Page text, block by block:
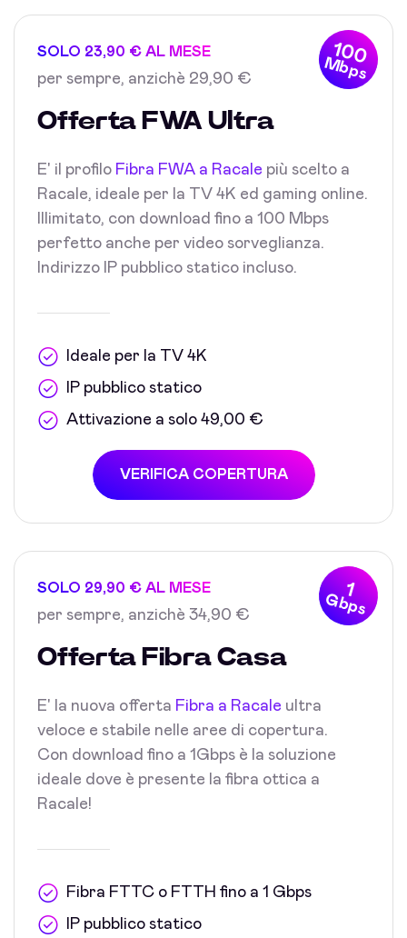
100
Mbps
SOLO 23,90 € AL MESE
per sempre, anzichè 29,90 €
Offerta FWA Ultra
E' il profilo Fibra FWA a Racale più scelto a
Racale, ideale per la TV 4K ed gaming online.
Illimitato, con download fino a 100 Mbps
perfetto anche per video sorveglianza.
Indirizzo IP pubblico statico incluso.
Ideale per la TV 4K
IP pubblico statico
Attivazione a solo 49,00 €
VERIFICA COPERTURA
1
Gbps
SOLO 29,90 € AL MESE
per sempre, anzichè 34,90 €
Offerta Fibra Casa
E' la nuova offerta Fibra a Racale ultra
veloce e stabile nelle aree di copertura.
Con download fino a 1Gbps è la soluzione
ideale dove è presente la fibra ottica a
Racale!
Fibra FTTC o FTTH fino a 1 Gbps
IP pubblico statico